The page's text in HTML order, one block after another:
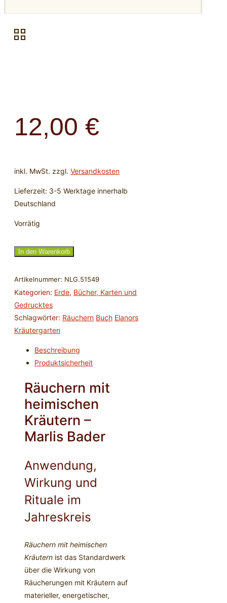
12,00 €
inkl. MwSt. zzgl. Versandkosten
Lieferzeit: 3-5 Werktage innerhalb
Deutschland
Vorrätig
Räuchern
heimischen
Kräutern
-
Marlis
Bader
In den Warenkorb
Artikelnummer: NLG.51549
Kategorien: Erde, Bücher, Karten und
Gedrucktes
Schlagwörter: Räuchern Buch Elanors
Kräutergarten
Beschreibung
Produktsicherheit
Räuchern mit
heimischen
Kräutern –
Marlis Bader
Anwendung,
Wirkung und
Rituale im
Jahreskreis
Räuchern mit heimischen
Kräutern ist das Standardwerk
über die Wirkung von
Räucherungen mit Kräutern auf
materieller, energetischer,